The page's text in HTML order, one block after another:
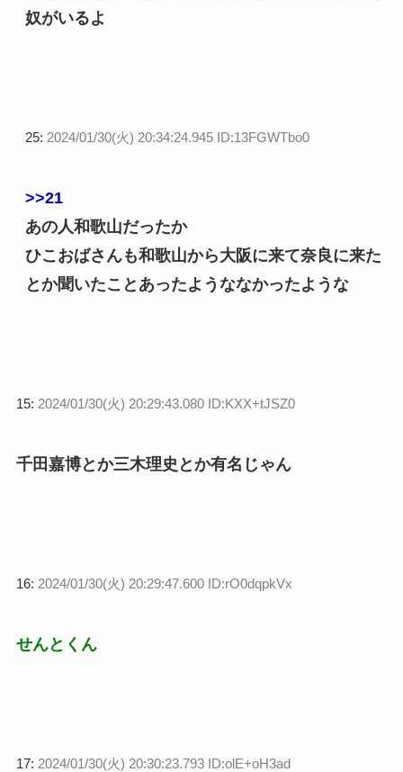
奴がいるよ
25: 2024/01/30(火) 20:34:24.945 ID:13FGWTbo0
>>21
あの人和歌山だったか
ひこおばさんも和歌山から大阪に来て奈良に来た
とか聞いたことあったようななかったような
15: 2024/01/30(火) 20:29:43.080 ID:KXX+tJSZ0
千田嘉博とか三木理史とか有名じゃん
16: 2024/01/30(火) 20:29:47.600 ID:rO0dqpkVx
せんとくん
17: 2024/01/30(火) 20:30:23.793 ID:olE+oH3ad